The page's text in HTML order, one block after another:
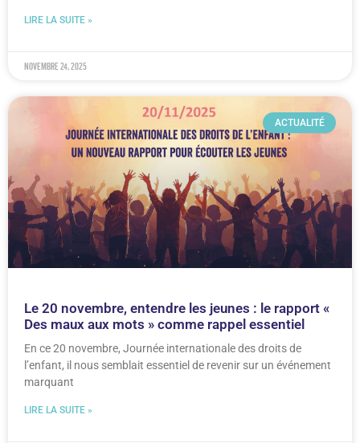
LIRE LA SUITE »
novembre 24, 2025
ACTUALITÉ
Le 20 novembre, entendre les jeunes : le rapport «
Des maux aux mots » comme rappel essentiel
En ce 20 novembre, Journée internationale des droits de
l’enfant, il nous semblait essentiel de revenir sur un événement
marquant
LIRE LA SUITE »